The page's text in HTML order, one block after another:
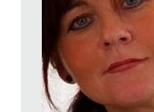
Auguro a Migros di tornare a
«gigante arancione».
Cosa rappresenta Migros per
Migros mi ha aiutato nei
È sempre stato un datore di